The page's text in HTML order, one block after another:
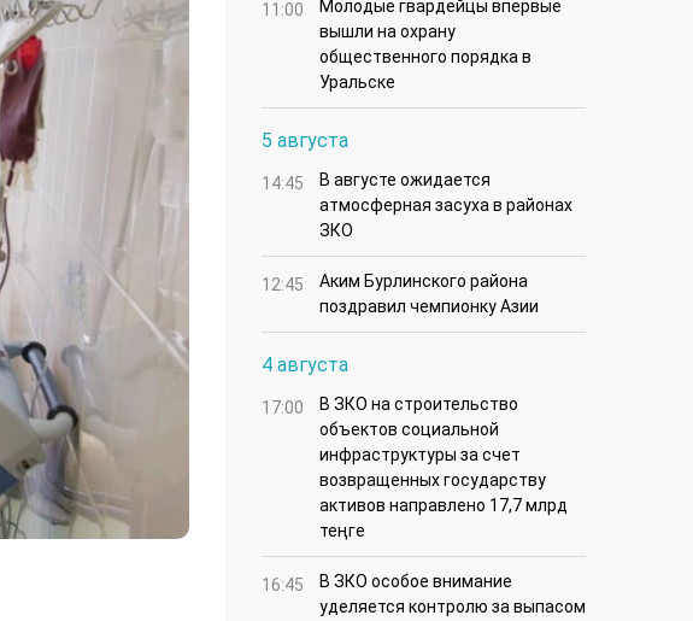
11:00
Молодые гвардейцы впервые
вышли на охрану
общественного порядка в
Уральске
5 августа
14:45
В августе ожидается
атмосферная засуха в районах
ЗКО
12:45
Аким Бурлинского района
поздравил чемпионку Азии
4 августа
17:00
В ЗКО на строительство
объектов социальной
инфраструктуры за счет
возвращенных государству
активов направлено 17,7 млрд
теңге
16:45
В ЗКО особое внимание
уделяется контролю за выпасом